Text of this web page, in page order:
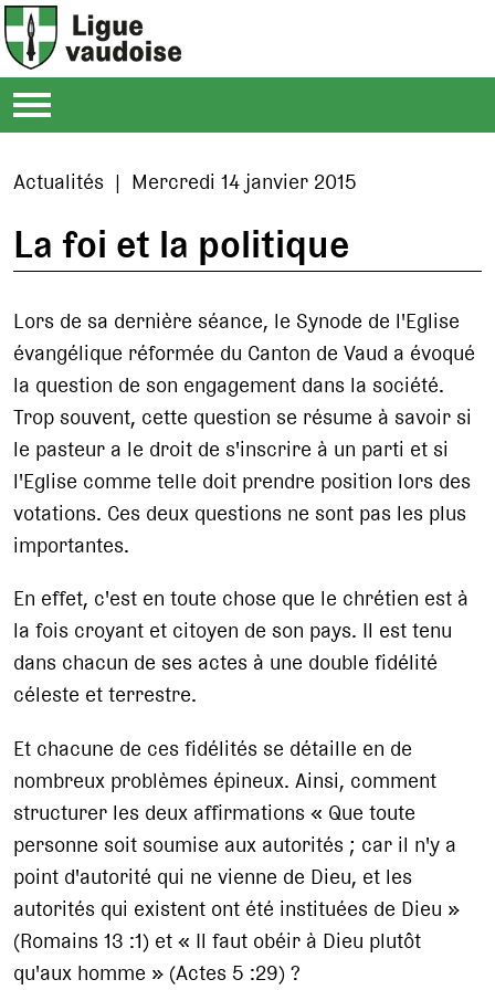
Actualités | Mercredi 14 janvier 2015
La foi et la politique
Lors de sa dernière séance, le Synode de l'Eglise
évangélique réformée du Canton de Vaud a évoqué
la question de son engagement dans la société.
Trop souvent, cette question se résume à savoir si
le pasteur a le droit de s'inscrire à un parti et si
l'Eglise comme telle doit prendre position lors des
votations. Ces deux questions ne sont pas les plus
importantes.
En effet, c'est en toute chose que le chrétien est à
la fois croyant et citoyen de son pays. Il est tenu
dans chacun de ses actes à une double fidélité
céleste et terrestre.
Et chacune de ces fidélités se détaille en de
nombreux problèmes épineux. Ainsi, comment
structurer les deux affirmations « Que toute
personne soit soumise aux autorités ; car il n'y a
point d'autorité qui ne vienne de Dieu, et les
autorités qui existent ont été instituées de Dieu »
(Romains 13 :1) et « Il faut obéir à Dieu plutôt
qu'aux homme » (Actes 5 :29) ?